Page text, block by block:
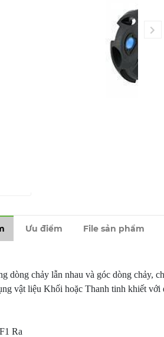
Ưu điểm File sản phẩm
dòng chảy lẫn nhau và góc dòng chảy,
vật liệu Khối hoặc Thanh tinh khiết
Ra